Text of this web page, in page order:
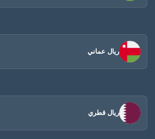
ريال عماني
ريال قطري